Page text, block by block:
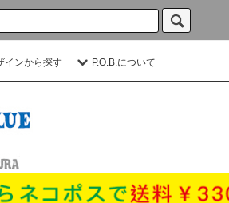
インから探す P.O.B.について